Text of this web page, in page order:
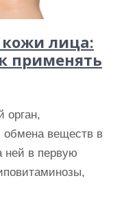
лица:
применять
орган,
веществ в
ней в первую